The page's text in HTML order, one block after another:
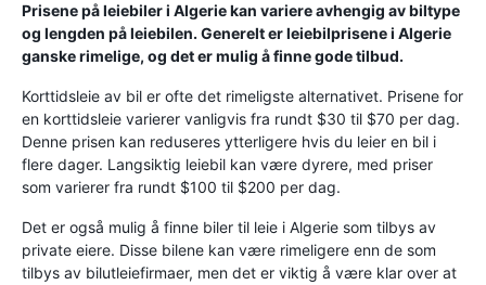
Prisene på leiebiler i Algerie kan variere avhengig av biltype
og lengden på leiebilen. Generelt er leiebilprisene i Algerie
ganske rimelige, og det er mulig å finne gode tilbud.
Korttidsleie av bil er ofte det rimeligste alternativet. Prisene for
en korttidsleie varierer vanligvis fra rundt $30 til $70 per dag.
Denne prisen kan reduseres ytterligere hvis du leier en bil i
flere dager. Langsiktig leiebil kan være dyrere, med priser
som varierer fra rundt $100 til $200 per dag.
Det er også mulig å finne biler til leie i Algerie som tilbys av
private eiere. Disse bilene kan være rimeligere enn de som
tilbys av bilutleiefirmaer, men det er viktig å være klar over at